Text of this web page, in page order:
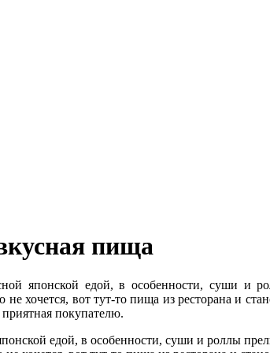
пища
японской едой, в особенности, суши
не хочется, вот тут-то пища из ресторана и
приятная покупателю.
едой, в особенности, суши и роллы